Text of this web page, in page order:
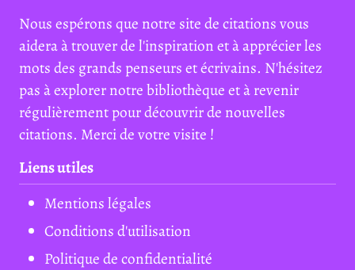
Nous espérons que notre site de citations vous
aidera à trouver de l'inspiration et à apprécier les
mots des grands penseurs et écrivains. N'hésitez
pas à explorer notre bibliothèque et à revenir
régulièrement pour découvrir de nouvelles
citations. Merci de votre visite !
Liens utiles
Mentions légales
Conditions d'utilisation
Politique de confidentialité